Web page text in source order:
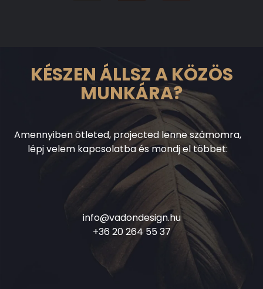
KÉSZEN ÁLLSZ A KÖZÖS
MUNKÁRA?
Amennyiben ötleted, projected lenne számomra,
lépj velem kapcsolatba és mondj el többet:
info@vadondesign.hu
+36 20 264 55 37